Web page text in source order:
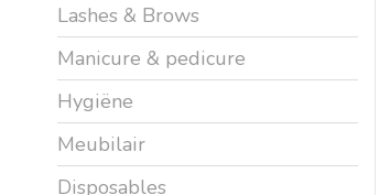
Lashes & Brows
Manicure & pedicure
Hygiëne
Meubilair
Disposables